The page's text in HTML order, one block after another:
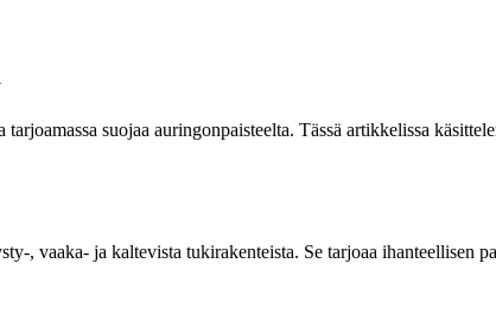
suojaa auringonpaisteelta. Tässä artikkelissa
, vaaka- ja kaltevista tukirakenteista. Se tarjoaa ihanteellisen